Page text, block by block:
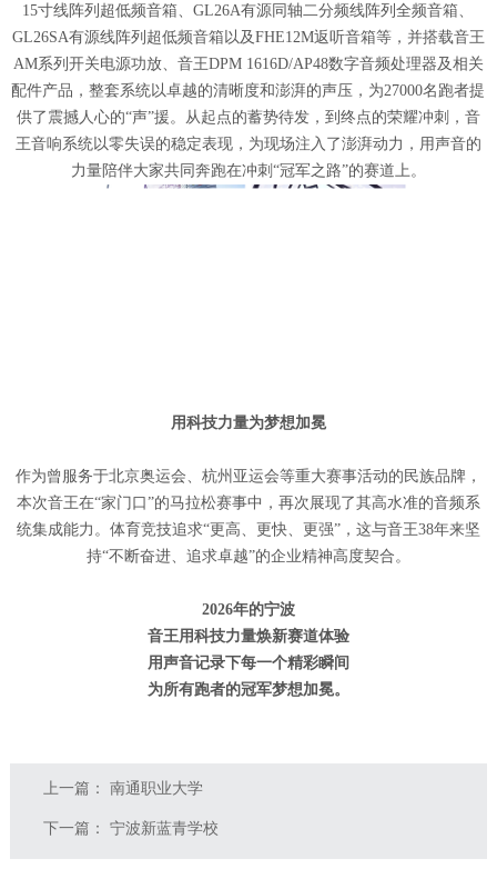
15寸线阵列超低频音箱、GL26A有源同轴二分频线阵列全频音箱、
GL26SA有源线阵列超低频音箱以及FHE12M返听音箱等，并搭载音王
AM系列开关电源功放、音王DPM 1616D/AP48数字音频处理器及相关
配件产品，整套系统以卓越的清晰度和澎湃的声压，为27000名跑者提
供了震撼人心的“声”援。从起点的蓄势待发，到终点的荣耀冲刺，音
王音响系统以零失误的稳定表现，为现场注入了澎湃动力，用声音的
力量陪伴大家共同奔跑在冲刺“冠军之路”的赛道上。
用科技力量为梦想加冕
作为曾服务于北京奥运会、杭州亚运会等重大赛事活动的民族品牌，
本次音王在“家门口”的马拉松赛事中，再次展现了其高水准的音频系
统集成能力。体育竞技追求“更高、更快、更强”，这与音王38年来坚
持“不断奋进、追求卓越”的企业精神高度契合。
2026年的宁波
音王用科技力量焕新赛道体验
用声音记录下每一个精彩瞬间
为所有跑者的冠军梦想加冕。
上一篇： 南通职业大学
下一篇： 宁波新蓝青学校